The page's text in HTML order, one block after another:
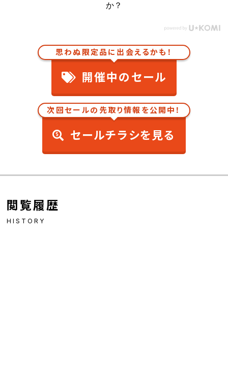
か？
思わぬ限定品に出会えるかも！
開催中のセール
次回セールの先取り情報を公開中！
セールチラシを見る
閲覧履歴
HISTORY